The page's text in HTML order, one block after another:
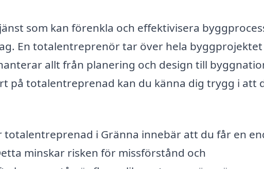
som kan förenkla och effektivisera
En totalentreprenör tar över hela
allt från planering och design till
på totalentreprenad kan du känna dig trygg i att
i Gränna innebär att du får en
minskar risken för missförstånd och